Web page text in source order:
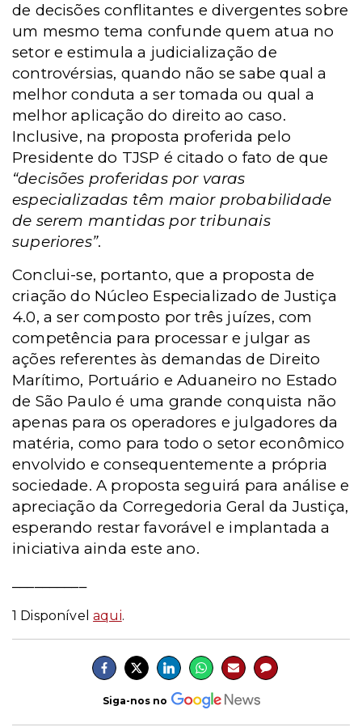
de decisões conflitantes e divergentes sobre
um mesmo tema confunde quem atua no
setor e estimula a judicialização de
controvérsias, quando não se sabe qual a
melhor conduta a ser tomada ou qual a
melhor aplicação do direito ao caso.
Inclusive, na proposta proferida pelo
Presidente do TJSP é citado o fato de que
“decisões proferidas por varas
especializadas têm maior probabilidade
de serem mantidas por tribunais
superiores”.
Conclui-se, portanto, que a proposta de
criação do Núcleo Especializado de Justiça
4.0, a ser composto por três juízes, com
competência para processar e julgar as
ações referentes às demandas de Direito
Marítimo, Portuário e Aduaneiro no Estado
de São Paulo é uma grande conquista não
apenas para os operadores e julgadores da
matéria, como para todo o setor econômico
envolvido e consequentemente a própria
sociedade. A proposta seguirá para análise e
apreciação da Corregedoria Geral da Justiça,
esperando restar favorável e implantada a
iniciativa ainda este ano.
1 Disponívelaqui.
Siga-nos no